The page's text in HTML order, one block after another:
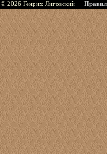
© 2026 Генрих Лиговский